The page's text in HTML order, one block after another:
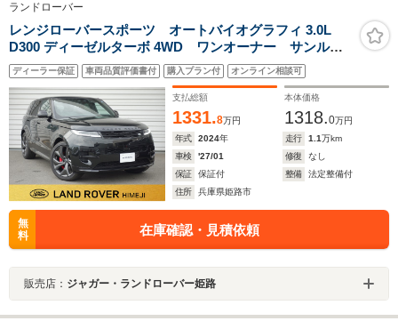
ランドローバー
レンジローバースポーツ オートバイオグラフィ 3.0L
D300 ディーゼルターボ 4WD ワンオーナー サンルー
フ サイドステップ
ディーラー保証 車両品質評価書付 購入プラン付 オンライン相談可
支払総額
1331.8万円
本体価格
1318.0万円
年式
2024年 走行 1.1万km
車検
'27/01 修復
なし
保証
保証付 整備
法定整備付
住所
兵庫県姫路市
無
料
在庫確認・見積依頼
販売店： ジャガー・ランドローバー姫路